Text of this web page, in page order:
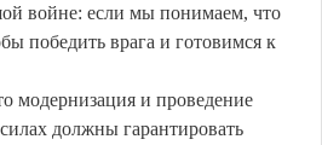
войне: если мы понимаем, что
победить врага и готовимся к
модернизация и проведение
должны гарантировать